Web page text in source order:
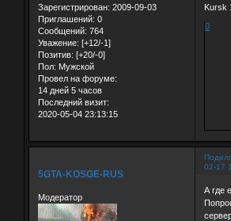
Зарегистрирован: 2009-09-03
Приглашений: 0
Сообщений: 764
Уважение: [+12/-1]
Позитив: [+20/-0]
Пол: Мужской
Провел на форуме:
14 дней 5 часов
Последний визит:
2020-05-04 23:13:15
Kursk
0
02-17
5GTA-KOSGE-RUS
Модератор
А где